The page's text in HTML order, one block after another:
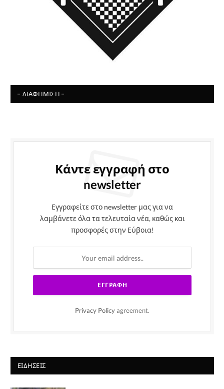
- ΔΙΑΦΉΜΙΣΗ -
Κάντε εγγραφή στο
newsletter
Εγγραφείτε στο newsletter μας για να
λαμβάνετε όλα τα τελευταία νέα, καθώς και
προσφορές στην Εύβοια!
Privacy Policy agreement.
ΕΙΔΉΣΕΙΣ